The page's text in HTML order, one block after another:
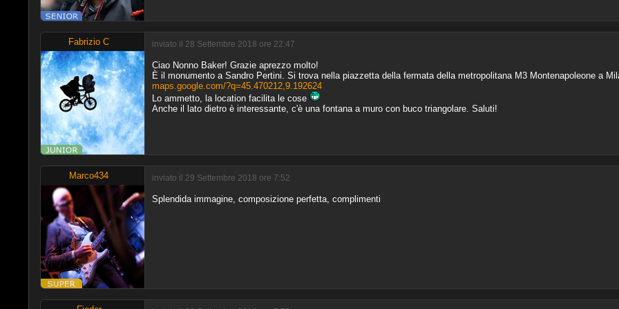
Fabrizio C inviato il 28 Settembre 2018 ore 22:47
Ciao Nonno Baker! Grazie aprezzo molto!
È il monumento a Sandro Pertini. Si trova nella piazzetta della fermata della metropolitana M3 Montenapoleone a
maps.google.com/?q=45.470212,9.192624
Lo ammetto, la location facilita le cose
Anche il lato dietro è interessante, c'è una fontana a muro con buco triangolare. Saluti!
Marco434 inviato il 29 Settembre 2018 ore 7:52
Splendida immagine, composizione perfetta, complimenti